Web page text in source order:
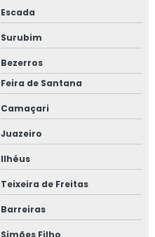
Escada
Surubim
Bezerros
Feira de Santana
Camaçari
Juazeiro
Ilhéus
Teixeira de Freitas
Barreiras
Simões Filho